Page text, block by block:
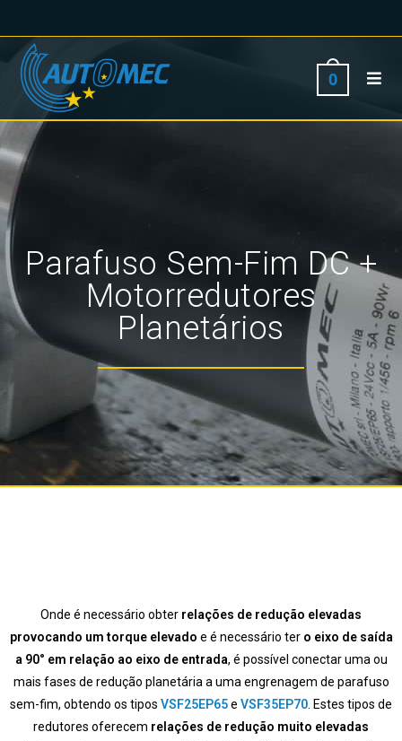
0
Parafuso Sem-Fim DC +
Motorredutores
Planetários
Onde é necessário obter relações de redução elevadas
provocando um torque elevado e é necessário ter o eixo de saída
a 90° em relação ao eixo de entrada, é possível conectar uma ou
mais fases de redução planetária a uma engrenagem de parafuso
sem-fim, obtendo os tipos VSF25EP65e VSF35EP70 . Estes tipos de
redutores oferecem relações de redução muito elevadas